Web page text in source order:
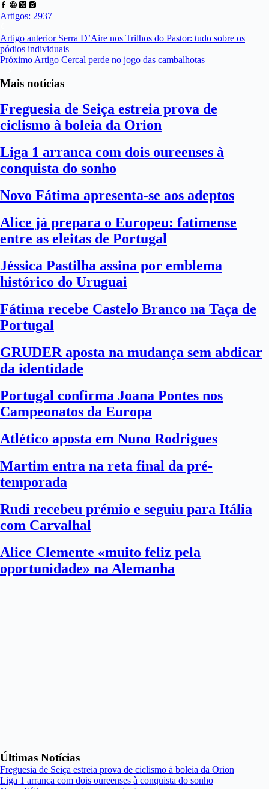
Artigos: 2937
Artigo anterior Serra D’Aire nos Trilhos do Pastor: tudo sobre os
pódios individuais
Próximo Artigo Cercal perde no jogo das cambalhotas
Mais notícias
Freguesia de Seiça estreia prova de
ciclismo à boleia da Orion
Liga 1 arranca com dois oureenses à
conquista do sonho
Novo Fátima apresenta-se aos adeptos
Alice já prepara o Europeu: fatimense
entre as eleitas de Portugal
Jéssica Pastilha assina por emblema
histórico do Uruguai
Fátima recebe Castelo Branco na Taça de
Portugal
GRUDER aposta na mudança sem abdicar
da identidade
Portugal confirma Joana Pontes nos
Campeonatos da Europa
Atlético aposta em Nuno Rodrigues
Martim entra na reta final da pré-
temporada
Rudi recebeu prémio e seguiu para Itália
com Carvalhal
Alice Clemente «muito feliz pela
oportunidade» na Alemanha
Últimas Notícias
Freguesia de Seiça estreia prova de ciclismo à boleia da Orion
Liga 1 arranca com dois oureenses à conquista do sonho